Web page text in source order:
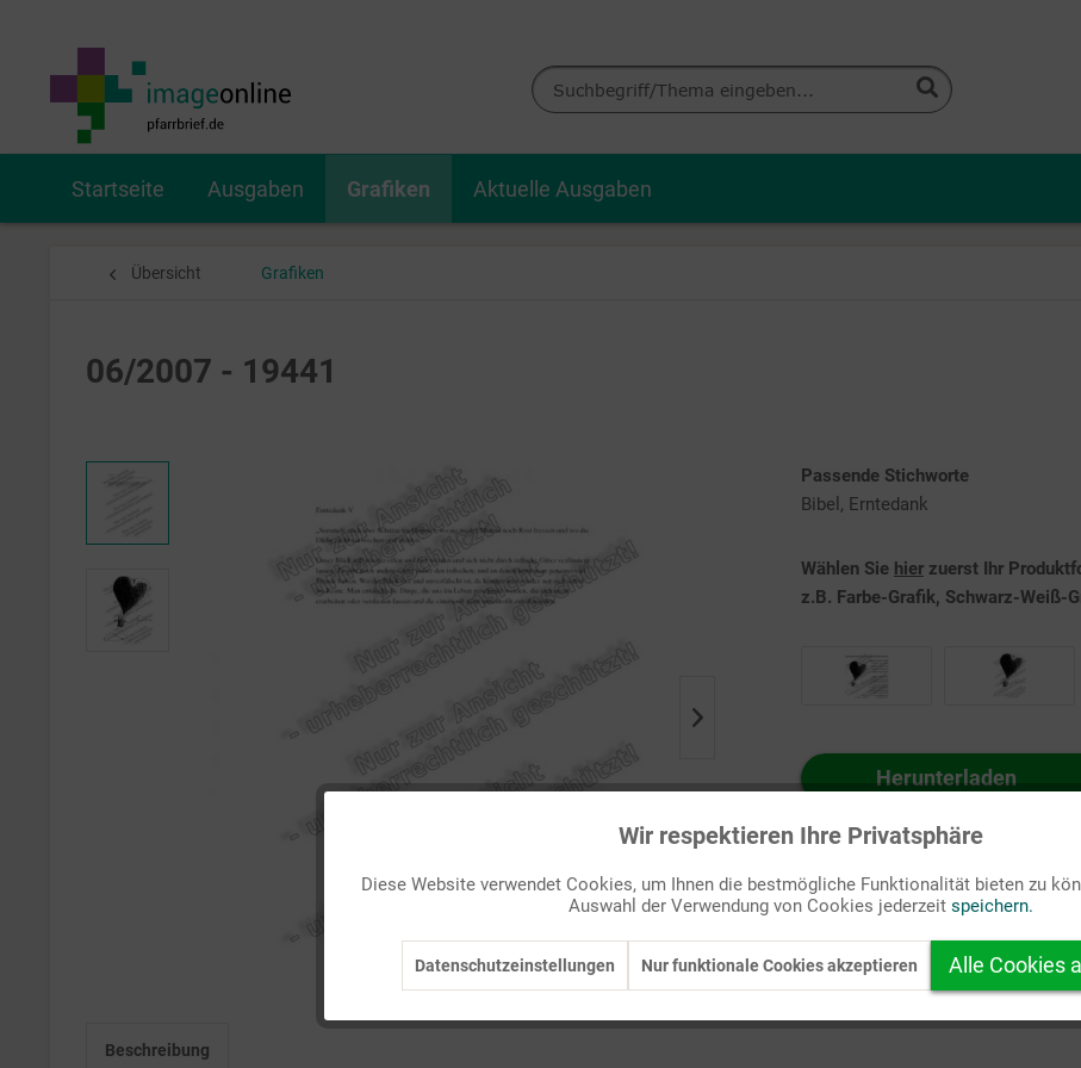
Startseite Ausgaben Grafiken Aktuelle Ausgaben
Übersicht Grafiken
06/2007 - 19441
Passende Stichworte
Bibel, Erntedank
Wählen Sie hier zuerst Ihr
z.B. Farbe-Grafik, Schwarz-Weiß-
Herunterladen
Auf Ihren Merkzettel setzen
Beschreibung
Wir respektieren Ihre Privatsphäre
Diese Website verwendet Cookies, um Ihnen die bestmögliche Funktionalität bieten zu
Auswahl der Verwendung von Cookies jederzeit speichern.
Datenschutzeinstellungen Nur funktionale Cookies akzeptieren Alle Cookies